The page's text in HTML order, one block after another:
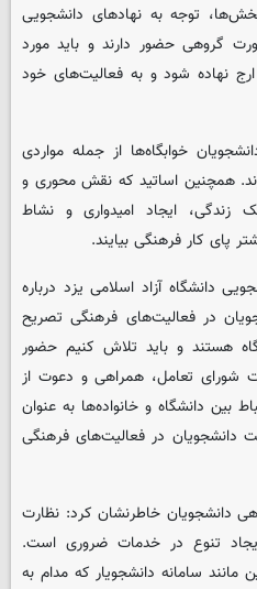
توجه به نهادهای دانشجویی
گروهی حضور دارند و باید مورد
نهاده شود و به فعالیت‌های خود
خوابگاه‌ها از جمله مواردی
همچنین اساتید که نقش محوری و
زندگی، ایجاد امیدواری و نشاط
پای کار فرهنگی بیایند.
دانشگاه آزاد اسلامی یزد درباره
در فعالیت‌های فرهنگی تصریح
هستند و باید تلاش کنیم حضور
شورای تعامل، همراهی و دعوت از
بین دانشگاه و خانواده‌ها به عنوان
دانشجویان در فعالیت‌های فرهنگی
دانشجویان خاطرنشان کرد: نظارت
تنوع در خدمات ضروری است.
مانند سامانه دانشجویار که مدام به